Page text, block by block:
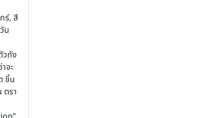
ร์, สี
น
วถัง
จะ
ชิ้น
ตรา